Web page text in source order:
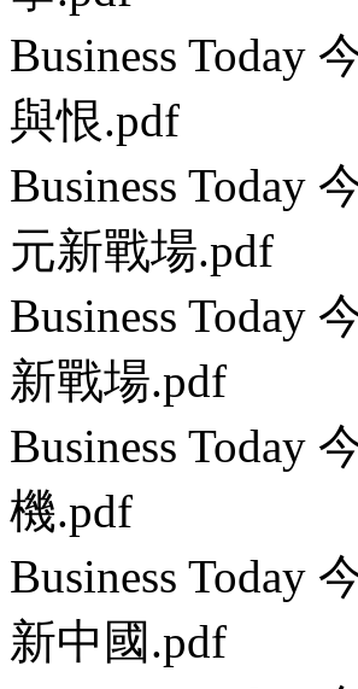
Business Today
與恨.pdf
Business Today
元新戰場.pdf
Business Today
新戰場.pdf
Business Today
機.pdf
Business Today
新中國.pdf